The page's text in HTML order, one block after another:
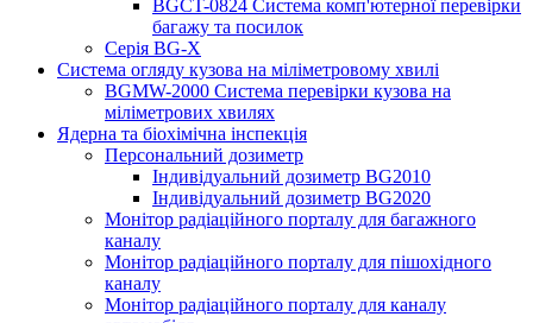
BGCT-0824 Система комп'ютерної перевірки
багажу та посилок
Серія BG-X
Система огляду кузова на міліметровому хвилі
BGMW-2000 Система перевірки кузова на
міліметрових хвилях
Ядерна та біохімічна інспекція
Персональний дозиметр
Індивідуальний дозиметр BG2010
Індивідуальний дозиметр BG2020
Монітор радіаційного порталу для багажного
каналу
Монітор радіаційного порталу для пішохідного
каналу
Монітор радіаційного порталу для каналу